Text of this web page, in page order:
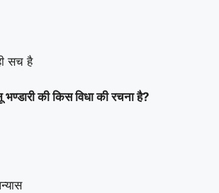
सच है
भण्डारी की किस विधा की रचना है?